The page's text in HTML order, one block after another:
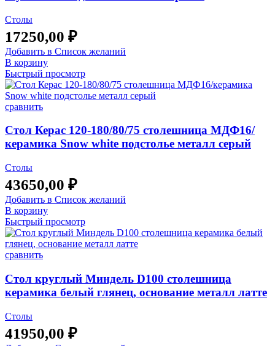
Столы
17250,00 ₽
Добавить в Список желаний
В корзину
Быстрый просмотр
сравнить
Стол Керас 120-180/80/75 столешница МДФ16/
керамика Snow white подстолье металл серый
Столы
43650,00 ₽
Добавить в Список желаний
В корзину
Быстрый просмотр
сравнить
Стол круглый Миндель D100 столешница
керамика белый глянец, основание металл латте
Столы
41950,00 ₽